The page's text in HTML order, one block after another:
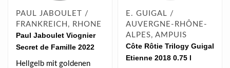
PAUL JABOULET /
FRANKREICH, RHONE
Paul Jaboulet Viognier
Secret de Famille 2022
0.75 l
Hellgelb mit goldenen
E. GUIGAL /
AUVERGNE-RHÔNE-
ALPES, AMPUIS
Côte Rôtie Trilogy Guigal
Etienne 2018 0.75 l